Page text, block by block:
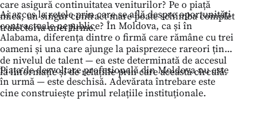
care asigură continuitatea veniturilor? Pe o piață
mică, un singur contract mare poate schimba complet
traiectoria unei firme.
Ai acces la rețele prin care se află despre oportunități
contractuale nepublice? În Moldova, ca și în
Alabama, diferența dintre o firmă care rămâne cu trei
oameni și una care ajunge la paisprezece rareori ține
de nivelul de talent — ea este determinată de accesul
la informație și de relațiile prin care aceasta circulă.
Piața de dezvoltare profesională din Moldova nu este
în urmă — este deschisă. Adevărata întrebare este
cine construiește primul relațiile instituționale.